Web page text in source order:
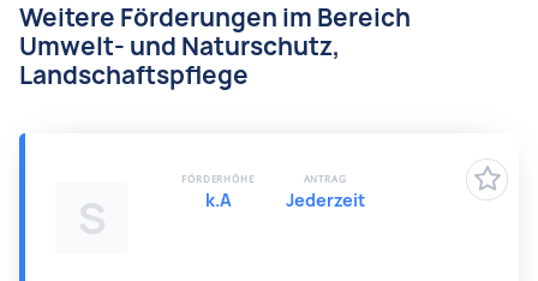
Weitere Förderungen im Bereich
Umwelt- und Naturschutz,
Landschaftspflege
S
FÖRDERHÖHE
k.A
ANTRAG
Jederzeit